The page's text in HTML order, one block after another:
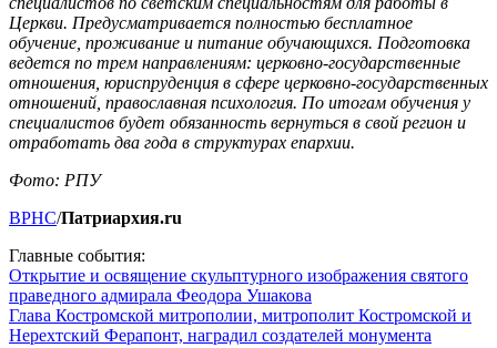
Церкви. Предусматривается полностью бесплатное
обучение, проживание и питание обучающихся. Подготовка
ведется по трем направлениям: церковно-государственные
отношения, юриспруденция в сфере церковно-государственных
отношений, православная психология. По итогам обучения у
специалистов будет обязанность вернуться в свой регион и
отработать два года в структурах епархии.
Фото: РПУ
ВРНС/Патриархия.ru
Главные события:
Открытие и освящение скульптурного изображения святого
праведного адмирала Феодора Ушакова
Глава Костромской митрополии, митрополит Костромской и
Нерехтский Ферапонт, наградил создателей монумента